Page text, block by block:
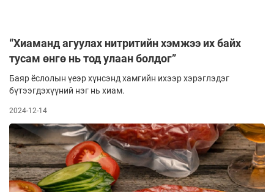
“Хиаманд агуулах нитритийн хэмжээ их байх
тусам өнгө нь тод улаан болдог”
Баяр ёслолын үеэр хүнсэнд хамгийн ихээр хэрэглэдэг
бүтээгдэхүүний нэг нь хиам.
2024-12-14